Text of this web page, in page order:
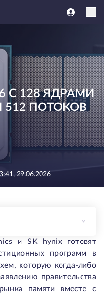
С 128 ЯДРАМИ
ПОТОКОВ
29.06.2026
и SK hynix готовят
программ в
которую когда-либо
правительства
памяти вместе с